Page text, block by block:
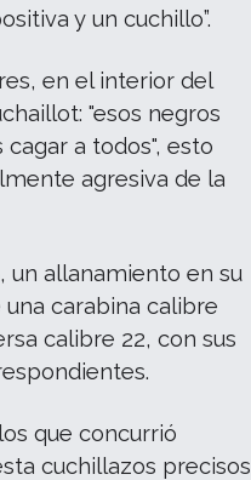
y un cuchillo”.
en el interior del
"esos negros
a todos", esto
agresiva de la
un allanamiento en su
carabina calibre
calibre 22, con sus
que concurrió
cuchillazos precisos